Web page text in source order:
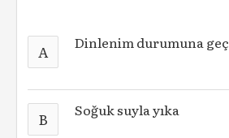
A Dinlenim durumuna geç
B Soğuk suyla yıka